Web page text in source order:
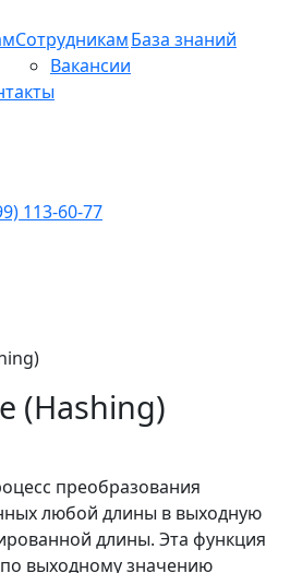
Сотрудникам
Вакансии
База знаний
113-60-77
(Hashing)
преобразования
любой длины в выходную
длины. Эта функция
выходному значению